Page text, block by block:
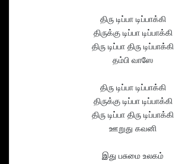
திரு டிப்பா டிப்பாக்கி
திருக்கு டிப்பா டிப்பாக்கி
திரு டிப்பா திரு டிப்பாக்கி
தம்பி வாஸே
திரு டிப்பா டிப்பாக்கி
திருக்கு டிப்பா டிப்பாக்கி
திரு டிப்பா திரு டிப்பாக்கி
ஊறுது கவனி
இது பசுமை உலகம்